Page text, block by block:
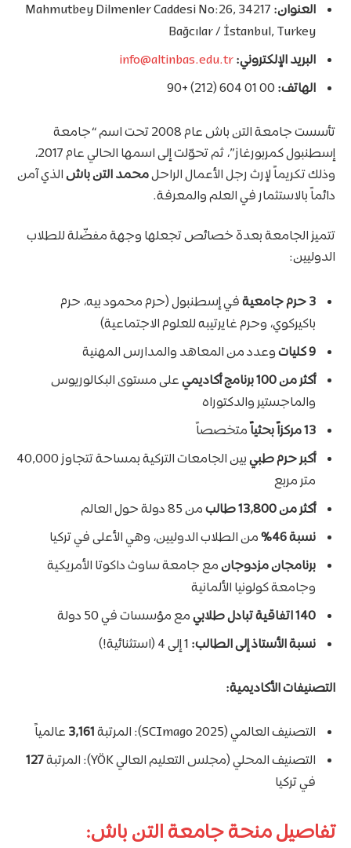
العنوان: Mahmutbey Dilmenler Caddesi No:26, 34217
Bağcılar / İstanbul, Turkey
البريد الإلكتروني:info@altinbas.edu.tr
الهاتف:
تأسست جامعة التن باش عام 2008 تحت اسم “جامعة
إسطنبول كمربورغاز”، ثم تحوّلت إلى اسمها الحالي عام 2017،
وذلك تكريماً لإرث رجل الأعمال الراحلمحمد التن باشالذي آمن
دائماً بالاستثمار في العلم والمعرفة.
تتميز الجامعة بعدة خصائص تجعلها وجهة مفضّلة للطلاب
الدوليين:
3 حرم جامعية
في إسطنبول (حرم محمود بيه، حرم
باكيركوي، وحرم غايرتيبه للعلوم الاجتماعية)
9 كليات
وعدد من المعاهد والمدارس المهنية
أكثر من 100 برنامج أكاديمي
على مستوى البكالوريوس
والماجستير والدكتوراه
13 مركزاً بحثياً
متخصصاً
أكبر حرم طبي
بين الجامعات التركية بمساحة تتجاوز 40,000
متر مربع
أكثر من 13,800 طالب
من 85 دولة حول العالم
نسبة 46%
من الطلاب الدوليين، وهي الأعلى في تركيا
برنامجان مزدوجانمع جامعة ساوث داكوتا الأمريكية
وجامعة كولونيا الألمانية
140 اتفاقية تبادل طلابي
مع مؤسسات في 50 دولة
نسبة الأستاذ إلى الطالب:
التصنيفات الأكاديمية:
التصنيف العالمي (SCImago 2025): المرتبة 3,161 عالمياً
التصنيف المحلي (مجلس التعليم العالي YÖK): المرتبة
127
في تركيا
تفاصيل منحة جامعة التن باش: